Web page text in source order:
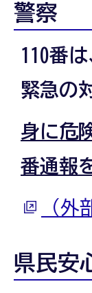
警察
110番
緊急の
身に危
番通報
（外
県民安